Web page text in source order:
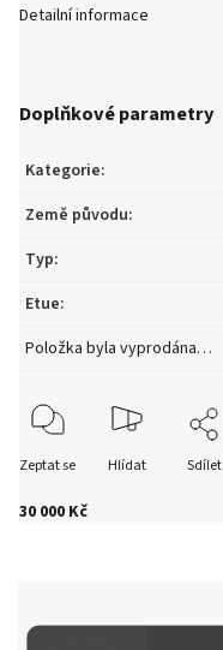
30 000 Kč
Detailní informace
Doplňkové parametry
Kategorie:
Země původu:
Typ:
Etue:
Položka byla vyprodána…
Zeptat se Hlídat Sdílet